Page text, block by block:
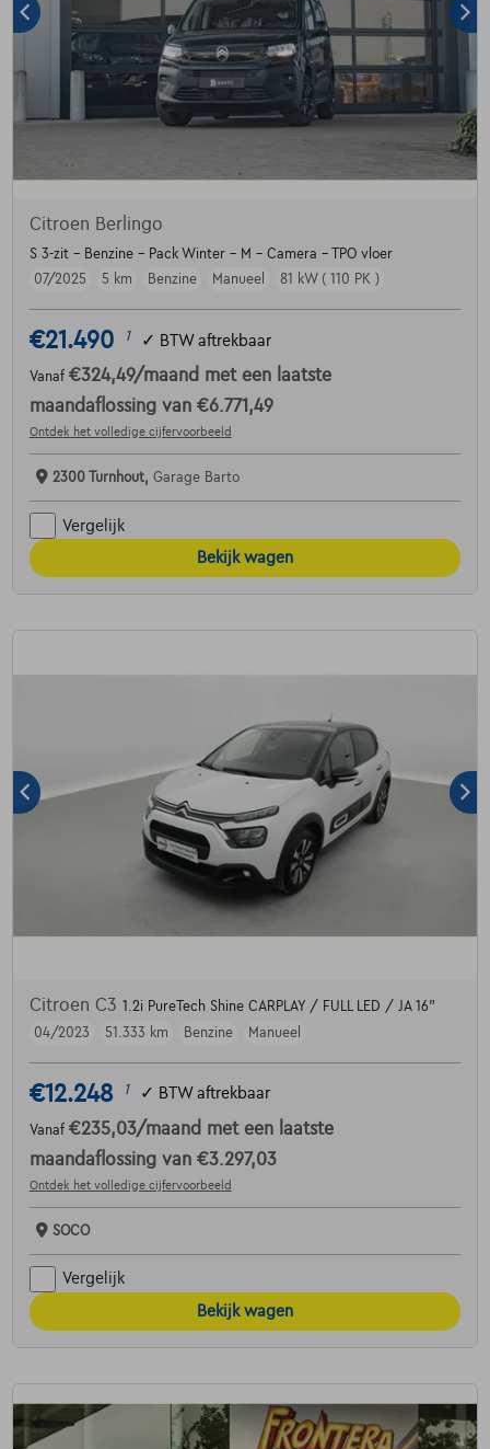
Citroen Berlingo
S 3-zit - Benzine - Pack Winter - M - Camera - TPO vloer
07/2025
5 km Benzine Manueel 81 kW ( 110 PK )
€21.490 1 ✓ BTW aftrekbaar
Vanaf €324,49/maand met een laatste
maandaflossing van €6.771,49
Ontdek het volledige cijfervoorbeeld
2300 Turnhout, Garage Barto
Vergelijk
Bekijk wagen
Citroen C3 1.2i PureTech Shine CARPLAY / FULL LED / JA 16"
04/2023
51.333 km Benzine Manueel
€12.248 1 ✓ BTW aftrekbaar
Vanaf €235,03/maand met een laatste
maandaflossing van €3.297,03
Ontdek het volledige cijfervoorbeeld
SOCO
Vergelijk
Bekijk wagen